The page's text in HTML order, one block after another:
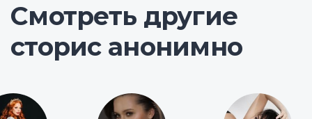
Смотреть другие
сторис анонимно